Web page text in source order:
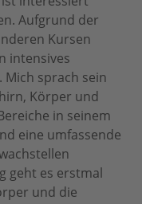
Aufgrund der
Kursen
intensives
sprach sein
Körper und
in seinem
eine umfassende
geht es erstmal
und die